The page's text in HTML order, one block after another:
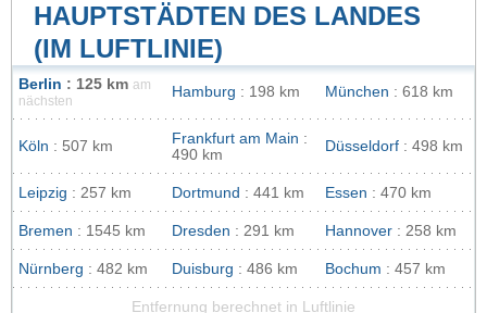
HAUPTSTÄDTEN DES LANDES
(IM LUFTLINIE)
Berlin : 125 km am
nächsten
Hamburg : 198 km München : 618 km
Köln : 507 km Frankfurt am Main :
490 km
Düsseldorf : 498 km
Leipzig : 257 km Dortmund : 441 km Essen : 470 km
Bremen : 1545 km Dresden : 291 km Hannover : 258 km
Nürnberg : 482 km Duisburg : 486 km Bochum : 457 km
Entfernung berechnet in Luftlinie